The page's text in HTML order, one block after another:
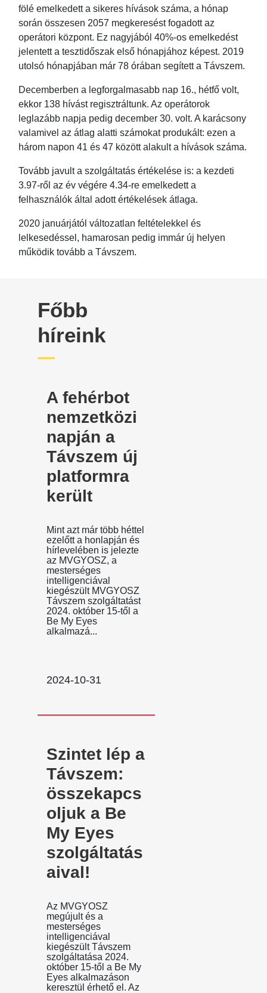
fölé emelkedett a sikeres hívások száma, a hónap
során összesen 2057 megkeresést fogadott az
operátori központ. Ez nagyjából 40%-os emelkedést
jelentett a tesztidőszak első hónapjához képest. 2019
utolsó hónapjában már 78 órában segített a Távszem.
Decemberben a legforgalmasabb nap 16., hétfő volt,
ekkor 138 hívást regisztráltunk. Az operátorok
leglazább napja pedig december 30. volt. A karácsony
valamivel az átlag alatti számokat produkált: ezen a
három napon 41 és 47 között alakult a hívások száma.
Tovább javult a szolgáltatás értékelése is: a kezdeti
3.97-ről az év végére 4.34-re emelkedett a
felhasználók által adott értékelések átlaga.
2020 januárjától változatlan feltételekkel és
lelkesedéssel, hamarosan pedig immár új helyen
működik tovább a Távszem.
Főbb
híreink
A fehérbot
nemzetközi
napján a
Távszem új
platformra
került
Mint azt már több héttel
ezelőtt a honlapján és
hírlevelében is jelezte
az MVGYOSZ, a
mesterséges
intelligenciával
kiegészült MVGYOSZ
Távszem szolgáltatást
2024. október 15-től a
Be My Eyes
alkalmazá...
2024-10-31
Szintet lép a
Távszem:
összekapcs
oljuk a Be
My Eyes
szolgáltatás
aival!
Az MVGYOSZ
megújult és a
mesterséges
intelligenciával
kiegészült Távszem
szolgáltatása 2024.
október 15-től a Be My
Eyes alkalmazáson
keresztül érhető el. Az